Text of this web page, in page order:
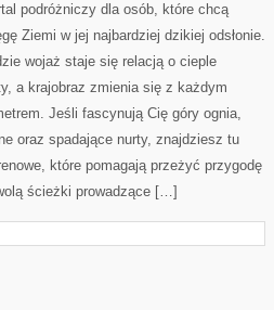
podróżniczy dla osób, które chcą
Ziemi w jej najbardziej dzikiej odsłonie.
wojaż staje się relacją o cieple
a krajobraz zmienia się z każdym
Jeśli fascynują Cię góry ognia,
oraz spadające nurty, znajdziesz tu
które pomagają przeżyć przygodę
ścieżki prowadzące […]